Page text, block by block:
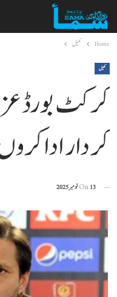
Home کھیل
کھیل
کرکٹ بورڈ
کردار ادا
On13 نومبر 2025